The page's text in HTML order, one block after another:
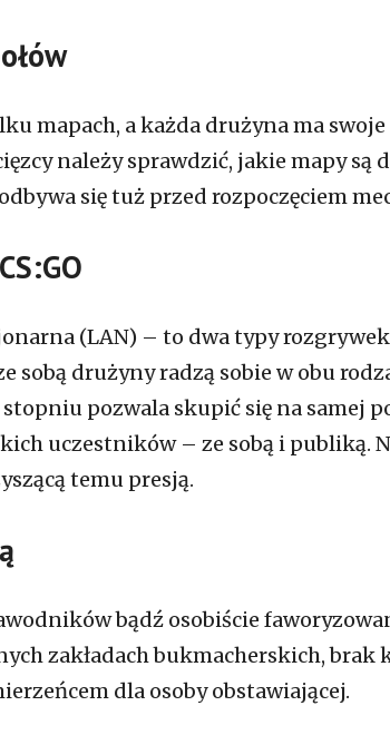
mapach, a każda drużyna ma
należy sprawdzić, jakie mapy są
się tuż przed rozpoczęciem
(LAN) – to dwa typy rozgrywek
sobą drużyny radzą sobie w obu
pozwala skupić się na samej
uczestników – ze sobą i publiką.
temu presją.
bądź osobiście
zakładach bukmacherskich, brak
dla osoby obstawiającej.